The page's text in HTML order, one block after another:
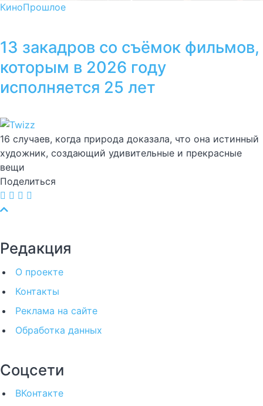
КиноПрошлое
13 закадров со съёмок фильмов,
которым в 2026 году
исполняется 25 лет
16 случаев, когда природа доказала, что она истинный
художник, создающий удивительные и прекрасные
вещи
Поделиться
Редакция
О проекте
Контакты
Реклама на сайте
Обработка данных
Соцсети
ВКонтакте